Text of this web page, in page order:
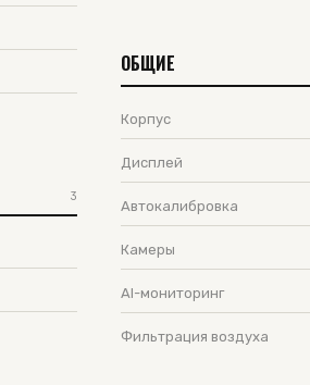
3
ОБЩИЕ
Корпус
Дисплей
Автокалибровка
Камеры
AI-мониторинг
Фильтрация воздуха